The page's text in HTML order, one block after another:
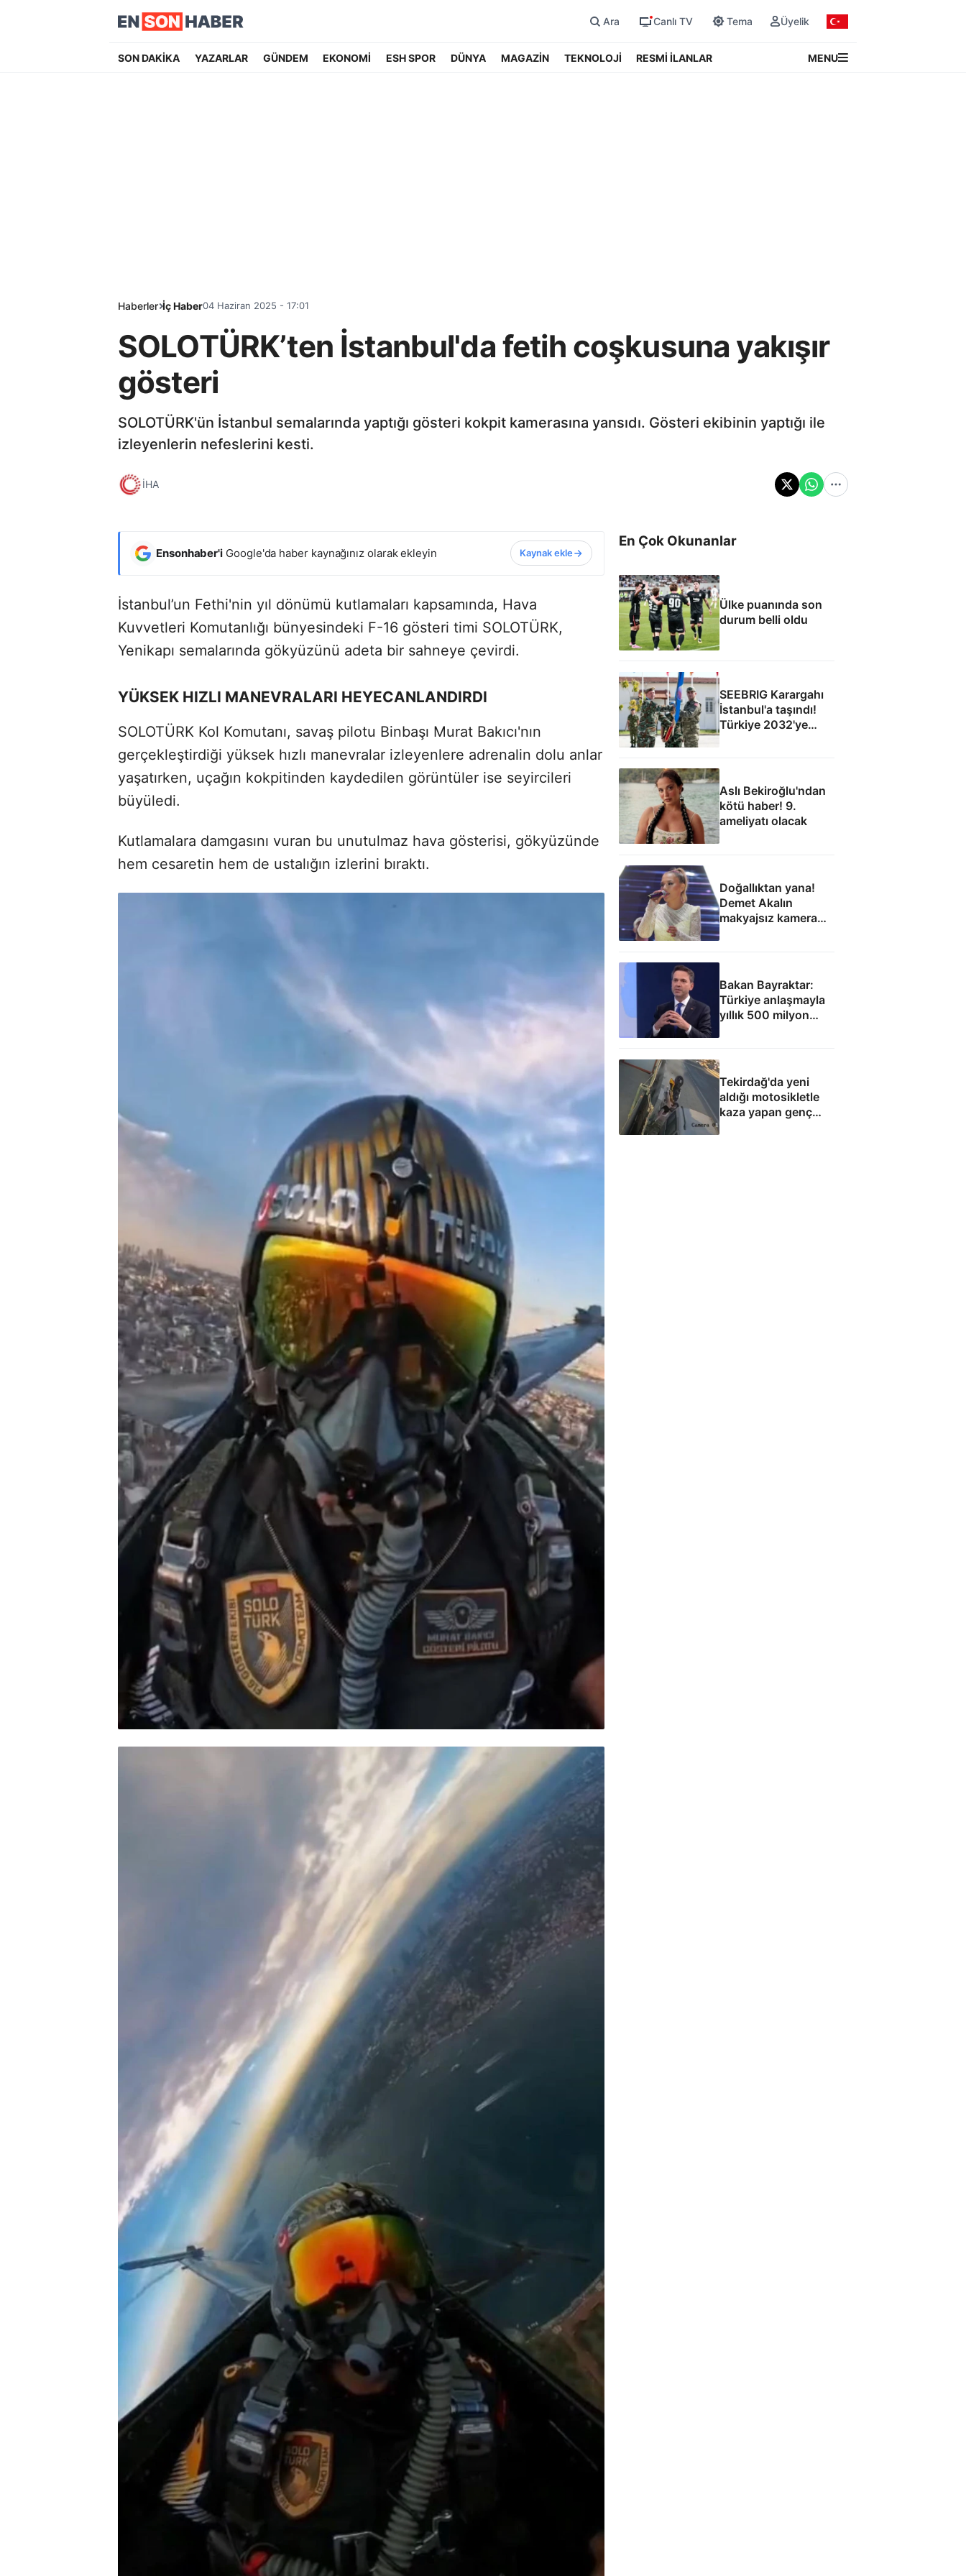
Ara Canlı TV Tema Üyelik
SON DAKİKA YAZARLAR GÜNDEM EKONOMİ ESH SPOR DÜNYA MAGAZİN TEKNOLOJİ RESMİ İLANLAR MENU
Haberler İç Haber04 Haziran 2025 - 17:01
SOLOTÜRK’ten İstanbul'da fetih coşkusuna yakışır
gösteri
SOLOTÜRK'ün İstanbul semalarında yaptığı gösteri kokpit kamerasına yansıdı. Gösteri ekibinin yaptığı ile
izleyenlerin nefeslerini kesti.
İHA
Ensonhaber'i Google'da haber kaynağınız olarak ekleyin Kaynak ekle
İstanbul’un Fethi'nin yıl dönümü kutlamaları kapsamında, Hava
Kuvvetleri Komutanlığı bünyesindeki F-16 gösteri timi SOLOTÜRK,
Yenikapı semalarında gökyüzünü adeta bir sahneye çevirdi.
YÜKSEK HIZLI MANEVRALARI HEYECANLANDIRDI
SOLOTÜRK Kol Komutanı, savaş pilotu Binbaşı Murat Bakıcı'nın
gerçekleştirdiği yüksek hızlı manevralar izleyenlere adrenalin dolu anlar
yaşatırken, uçağın kokpitinden kaydedilen görüntüler ise seyircileri
büyüledi.
Kutlamalara damgasını vuran bu unutulmaz hava gösterisi, gökyüzünde
hem cesaretin hem de ustalığın izlerini bıraktı.
En Çok Okunanlar
Ülke puanında son
durum belli oldu
SEEBRIG Karargahı
İstanbul'a taşındı!
Türkiye 2032'ye
kadar ev sahibi
Aslı Bekiroğlu'ndan
kötü haber! 9.
ameliyatı olacak
Doğallıktan yana!
Demet Akalın
makyajsız kamera
karşısına geçti
Bakan Bayraktar:
Türkiye anlaşmayla
yıllık 500 milyon
Tekirdağ'da yeni
aldığı motosikletle
kaza yapan genç
can verdi